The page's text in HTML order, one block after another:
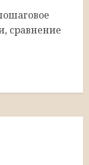
сравнение